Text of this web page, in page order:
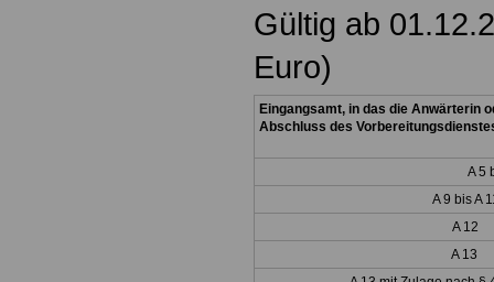
Gültig ab
Euro)
Eingangsamt, in das die Anwärterin
Abschluss des
A 5
A 9 bis A
A 12
A 13